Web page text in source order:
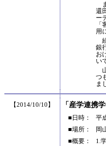
還
ー
用
銀
お
い
つ
ま
【2014/10/10】 「産学連携
■日時：
平
■場所：
岡
■概要：
1.